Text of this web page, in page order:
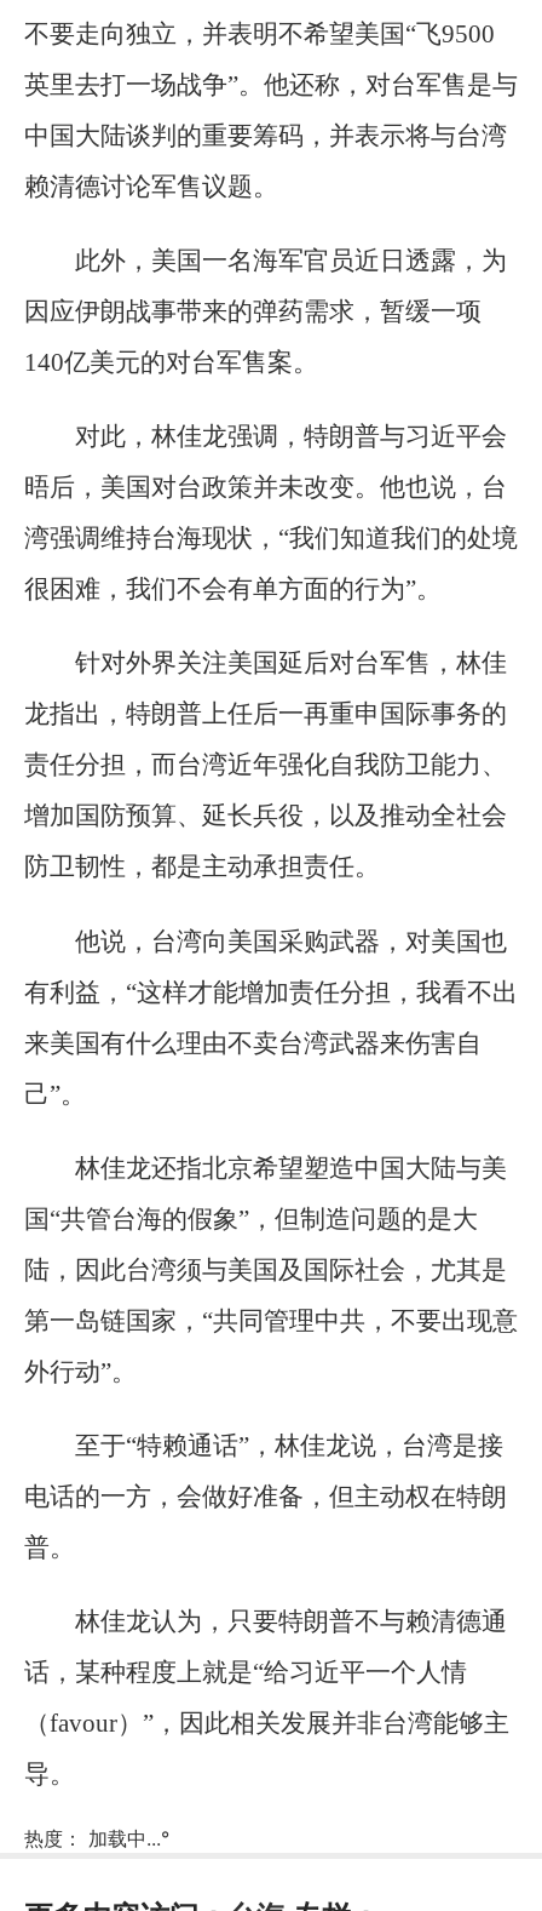
不要走向独立，并表明不希望美国“飞9500
英里去打一场战争”。他还称，对台军售是与
中国大陆谈判的重要筹码，并表示将与台湾
赖清德讨论军售议题。
此外，美国一名海军官员近日透露，为
因应伊朗战事带来的弹药需求，暂缓一项
140亿美元的对台军售案。
对此，林佳龙强调，特朗普与习近平会
晤后，美国对台政策并未改变。他也说，台
湾强调维持台海现状，“我们知道我们的处境
很困难，我们不会有单方面的行为”。
针对外界关注美国延后对台军售，林佳
龙指出，特朗普上任后一再重申国际事务的
责任分担，而台湾近年强化自我防卫能力、
增加国防预算、延长兵役，以及推动全社会
防卫韧性，都是主动承担责任。
他说，台湾向美国采购武器，对美国也
有利益，“这样才能增加责任分担，我看不出
来美国有什么理由不卖台湾武器来伤害自
己”。
林佳龙还指北京希望塑造中国大陆与美
国“共管台海的假象”，但制造问题的是大
陆，因此台湾须与美国及国际社会，尤其是
第一岛链国家，“共同管理中共，不要出现意
外行动”。
至于“特赖通话”，林佳龙说，台湾是接
电话的一方，会做好准备，但主动权在特朗
普。
林佳龙认为，只要特朗普不与赖清德通
话，某种程度上就是“给习近平一个人情
（favour）”，因此相关发展并非台湾能够主
导。
热度： 加载中...°